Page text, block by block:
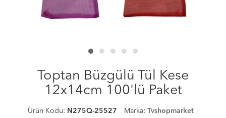
Toptan Büzgülü Tül Kese
12x14cm 100'lü Paket
Ürün Kodu: N275Q-25527 Marka: Tvshopmarket